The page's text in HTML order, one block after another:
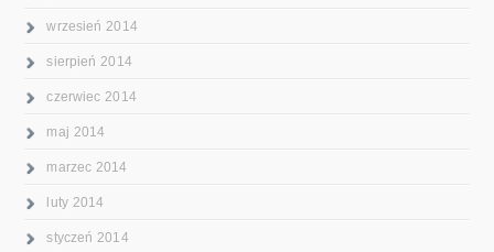
wrzesień 2014
sierpień 2014
czerwiec 2014
maj 2014
marzec 2014
luty 2014
styczeń 2014